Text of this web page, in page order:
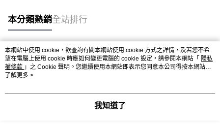
本分類熱銷全站排行
熱門標籤
本網站中使用 cookie，欲查詢有關本網站使用 cookie 方式之詳情，及若您不希
望在電腦上使用 cookie 時應如何變更電腦的 cookie 設定，請參閱本網站「 隱私
權條款 」之 Cookie 聲明。您繼續使用本網站即表示您同意本公司得按本網站使
用條款之 Cookie 聲明使用 cookie。
了解更多 >
我知道了